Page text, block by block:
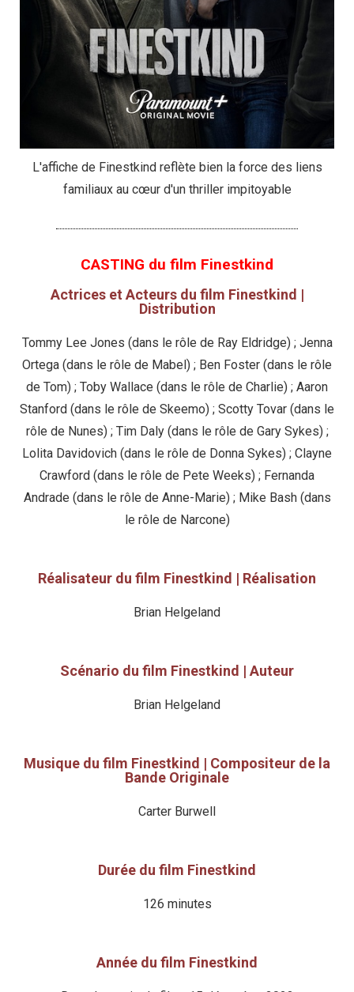
L'affiche de Finestkind reflète bien la force des liens
familiaux au cœur d'un thriller impitoyable
CASTING du film Finestkind
Actrices et Acteurs du film Finestkind |
Distribution
Tommy Lee Jones (dans le rôle de Ray Eldridge) ; Jenna
Ortega (dans le rôle de Mabel) ; Ben Foster (dans le rôle
de Tom) ; Toby Wallace (dans le rôle de Charlie) ; Aaron
Stanford (dans le rôle de Skeemo) ; Scotty Tovar (dans le
rôle de Nunes) ; Tim Daly (dans le rôle de Gary Sykes) ;
Lolita Davidovich (dans le rôle de Donna Sykes) ; Clayne
Crawford (dans le rôle de Pete Weeks) ; Fernanda
Andrade (dans le rôle de Anne-Marie) ; Mike Bash (dans
le rôle de Narcone)
Réalisateur du film Finestkind | Réalisation
Brian Helgeland
Scénario du film Finestkind | Auteur
Brian Helgeland
Musique du film Finestkind | Compositeur de la
Bande Originale
Carter Burwell
Durée du film Finestkind
126 minutes
Année du film Finestkind